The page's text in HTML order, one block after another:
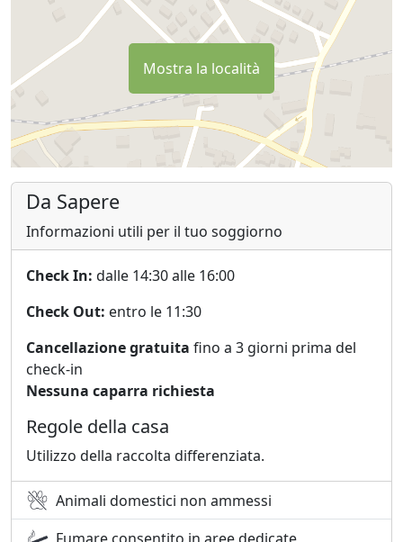
Mostra la località
Da Sapere
Informazioni utili per il tuo soggiorno
Check In: dalle 14:30 alle 16:00
Check Out: entro le 11:30
Cancellazione gratuita fino a 3 giorni prima del
check-in
Nessuna caparra richiesta
Regole della casa
Utilizzo della raccolta differenziata.
Animali domestici non ammessi